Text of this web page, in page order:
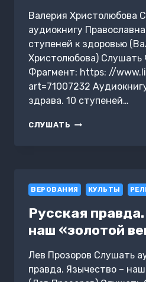
Валерия Христолюбова
аудиокнигу
ступеней к здоровью
Христолюбова) Слушать
Фрагмент: https: //
art=71007232
здрава. 10 ступеней…
СЛУШАТЬ ПРАВОСЛАВНАЯ
ВЕРОВАНИЯ КУЛЬТЫ
Русская
наш «золотой
Лев Прозоров Слушать
правда. Язычество –